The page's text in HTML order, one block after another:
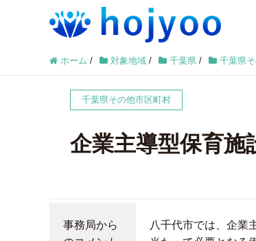
ホーム / 対象地域 / 千葉県 / 千葉県
千葉県その他市区町村
企業主導型保育施
事務局から
八千代市では、企業